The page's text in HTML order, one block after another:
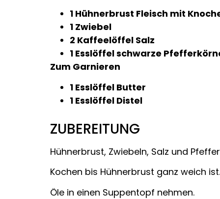
1 Hühnerbrust Fleisch mit
1 Zwiebel
2 Kaffeelöffel Salz
1 Esslöffel schwarze
Zum Garnieren
1 Esslöffel Butter
1 Esslöffel Distel
ZUBEREITUNG
Hühnerbrust, Zwiebeln, Salz und
Kochen bis Hühnerbrust ganz weich ist.
Öle in einen Suppentopf nehmen.